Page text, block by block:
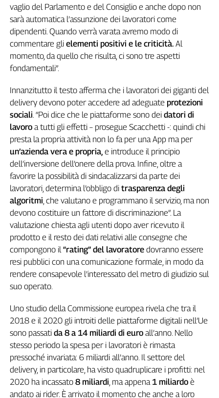
Territori
Abruzzo-
Molise
Adige
Basilicata
Calabria
Campania
Emilia-
Romagna
Venezia
Giulia
Lazio
Liguria
Lombardia
Marche
Sardegna
Sicilia
Toscana
Trentino
Valle
D'Aosta
Veneto
Archivio
Storico
1955-
2014
vaglio del Parlamento e del Consiglio e anche dopo non
sarà automatica l’assunzione dei lavoratori come
dipendenti. Quando verrà varata avremo modo di
commentare gli elementi positivi e le criticità. Al
momento, da quello che risulta, ci sono tre aspetti
fondamentali”.
Innanzitutto il testo afferma che i lavoratori dei giganti del
delivery devono poter accedere ad adeguate protezioni
sociali. “Poi dice che le piattaforme sono dei datori di
lavoro a tutti gli effetti – prosegue Scacchetti -: quindi chi
presta la propria attività non lo fa per una App ma per
un’azienda vera e propria, e introduce il principio
dell’inversione dell’onere della prova. Infine, oltre a
favorire la possibilità di sindacalizzarsi da parte dei
lavoratori, determina l’obbligo di trasparenza degli
algoritmi, che valutano e programmano il servizio, ma non
devono costituire un fattore di discriminazione”. La
valutazione chiesta agli utenti dopo aver ricevuto il
prodotto e il resto dei dati relativi alle consegne che
compongono il“rating” del lavoratore dovranno essere
resi pubblici con una comunicazione formale, in modo da
rendere consapevole l’interessato del metro di giudizio sul
suo operato.
Uno studio della Commissione europea rivela che tra il
2018 e il 2020 gli introiti delle piattaforme digitali nell’Ue
sono passati da 8 a 14 miliardi di euro all’anno. Nello
stesso periodo la spesa per i lavoratori è rimasta
pressoché invariata: 6 miliardi all’anno. Il settore del
delivery, in particolare, ha visto quadruplicare i profitti: nel
2020 ha incassato 8 miliardi, ma appena 1 miliardo è
andato ai rider. È arrivato il momento che anche a loro